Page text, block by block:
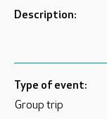
Description:
Type of event:
Group trip